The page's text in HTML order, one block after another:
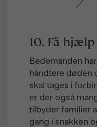
10. Få
Bedemanden
håndtere døden
skal tages i
er der også
tilbyder familier
gang i snakken